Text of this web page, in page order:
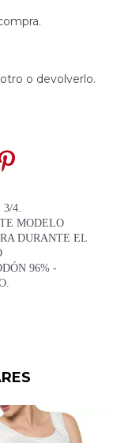
o devolverlo.
3/4.
MODELO
DURANTE EL
96% -